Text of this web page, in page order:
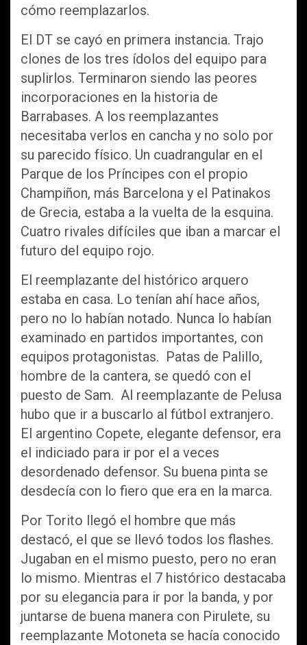
cómo reemplazarlos.
El DT se cayó en primera instancia. Trajo
clones de los tres ídolos del equipo para
suplirlos. Terminaron siendo las peores
incorporaciones en la historia de
Barrabases. A los reemplazantes
necesitaba verlos en cancha y no solo por
su parecido físico. Un cuadrangular en el
Parque de los Príncipes con el propio
Champiñon, más Barcelona y el Patinakos
de Grecia, estaba a la vuelta de la esquina.
Cuatro rivales difíciles que iban a marcar el
futuro del equipo rojo.
El reemplazante del histórico arquero
estaba en casa. Lo tenían ahí hace años,
pero no lo habían notado. Nunca lo habían
examinado en partidos importantes, con
equipos protagonistas. Patas de Palillo,
hombre de la cantera, se quedó con el
puesto de Sam. Al reemplazante de Pelusa
hubo que ir a buscarlo al fútbol extranjero.
El argentino Copete, elegante defensor, era
el indiciado para ir por el a veces
desordenado defensor. Su buena pinta se
desdecía con lo fiero que era en la marca.
Por Torito llegó el hombre que más
destacó, el que se llevó todos los flashes.
Jugaban en el mismo puesto, pero no eran
lo mismo. Mientras el 7 histórico destacaba
por su elegancia para ir por la banda, y por
juntarse de buena manera con Pirulete, su
reemplazante Motoneta se hacía conocido